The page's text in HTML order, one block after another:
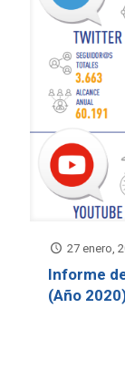
27 enero,
Informe
(Año